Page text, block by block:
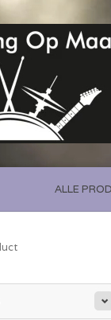
ALLE